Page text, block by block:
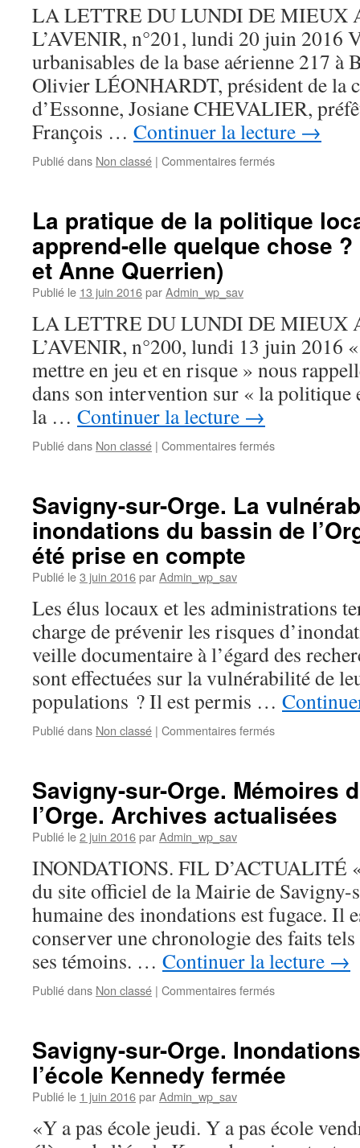
2016
LA LETTRE DU LUNDI DE MIEUX
L’AVENIR, n°201, lundi 20 juin 2016
urbanisables de la base aérienne 217 à
Olivier LÉONHARDT, président de la
d’Essonne, Josiane CHEVALIER,
François … Continuer la lecture →
Publié dans Non classé | Commentaires ferméssur
:
l’opération
d’aménagement
217»
répond-
elle
aux
exigences
de
?
La pratique de la politique
apprend-elle quelque chose
et Anne Querrien)
Publié le 13 juin 2016parAdmin_wp_sav
LA LETTRE DU LUNDI DE MIEUX
L’AVENIR, n°200, lundi 13 juin 2016
mettre en jeu et en risque » nous
dans son intervention sur « la politique
la … Continuer la lecture →
Publié dans Non classé | Commentaires ferméssur
la
politique
locale
quelque
chose
?
(Gilles
Deleuze
et
Anne
Savigny-sur-Orge. La
inondations du bassin de
été prise en compte
Publié le3 juin 2016parAdmin_wp_sav
Les élus locaux et les administrations
charge de prévenir les risques
veille documentaire à l’égard des
sont effectuées sur la vulnérabilité de
populations ? Il est permis …
Publié dans Non classé | Commentaires ferméssur
La
vulnérabilité
aux
du
bassin
de
l’Orge
aval
n’a
été
Savigny-sur-Orge. Mémoires
l’Orge. Archives actualisées
Publié le2 juin 2016parAdmin_wp_sav
INONDATIONS. FIL D’ACTUALITÉ
du site officiel de la Mairie de
humaine des inondations est fugace. Il
conserver une chronologie des faits
ses témoins. … Continuer la lecture →
Publié dans Non classé | Commentaires ferméssur
Mémoires
d’inondations
:
Archives
actualisées
Savigny-sur-Orge.
l’école Kennedy fermée
Publié le 1 juin 2016parAdmin_wp_sav
«Y a pas école jeudi. Y a pas école